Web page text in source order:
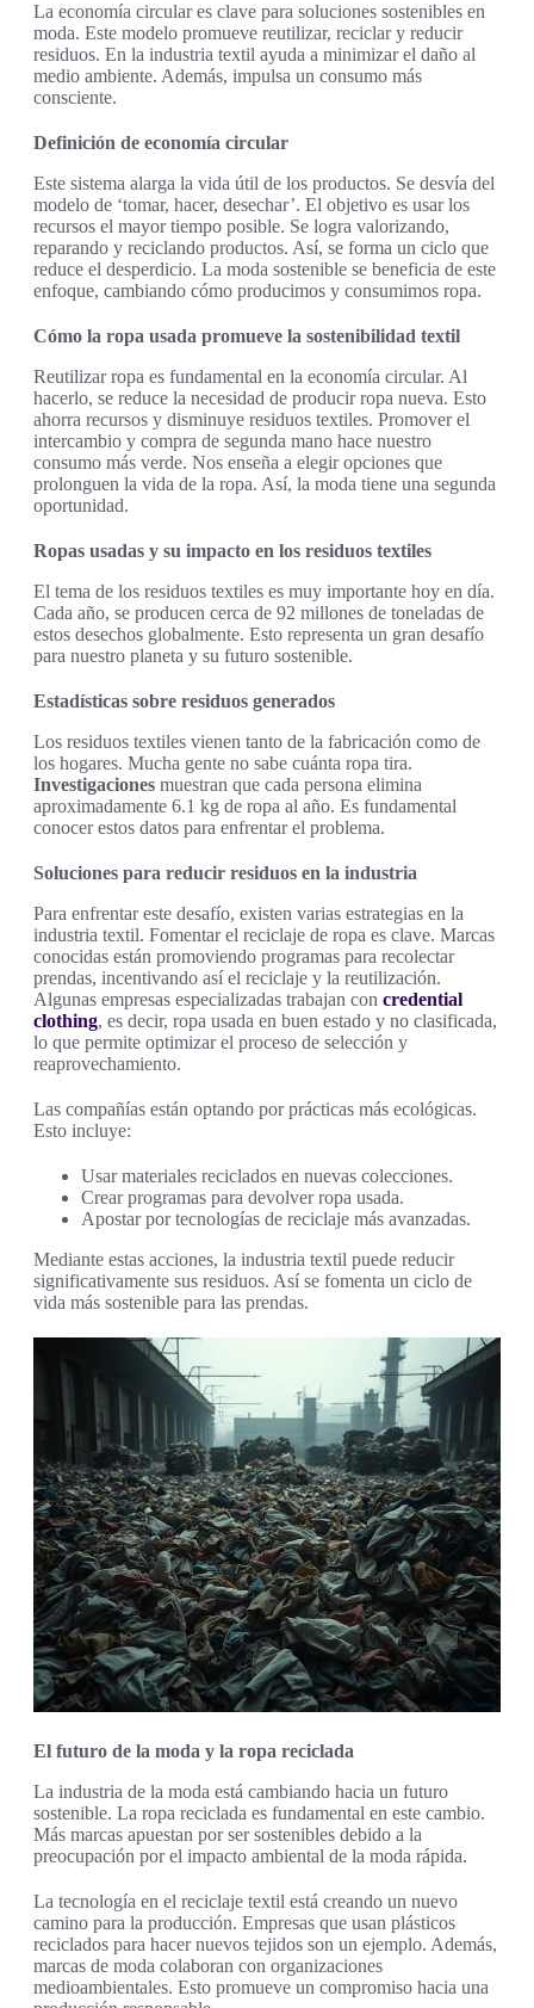
La economía circular es clave para soluciones sostenibles en
moda. Este modelo promueve reutilizar, reciclar y reducir
residuos. En la industria textil ayuda a minimizar el daño al
medio ambiente. Además, impulsa un consumo más
consciente.
Definición de economía circular
Este sistema alarga la vida útil de los productos. Se desvía del
modelo de ‘tomar, hacer, desechar’. El objetivo es usar los
recursos el mayor tiempo posible. Se logra valorizando,
reparando y reciclando productos. Así, se forma un ciclo que
reduce el desperdicio. La moda sostenible se beneficia de este
enfoque, cambiando cómo producimos y consumimos ropa.
Cómo la ropa usada promueve la sostenibilidad textil
Reutilizar ropa es fundamental en la economía circular. Al
hacerlo, se reduce la necesidad de producir ropa nueva. Esto
ahorra recursos y disminuye residuos textiles. Promover el
intercambio y compra de segunda mano hace nuestro
consumo más verde. Nos enseña a elegir opciones que
prolonguen la vida de la ropa. Así, la moda tiene una segunda
oportunidad.
Ropas usadas y su impacto en los residuos textiles
El tema de los residuos textiles es muy importante hoy en día.
Cada año, se producen cerca de 92 millones de toneladas de
estos desechos globalmente. Esto representa un gran desafío
para nuestro planeta y su futuro sostenible.
Estadísticas sobre residuos generados
Los residuos textiles vienen tanto de la fabricación como de
los hogares. Mucha gente no sabe cuánta ropa tira.
Investigaciones muestran que cada persona elimina
aproximadamente 6.1 kg de ropa al año. Es fundamental
conocer estos datos para enfrentar el problema.
Soluciones para reducir residuos en la industria
Para enfrentar este desafío, existen varias estrategias en la
industria textil. Fomentar el reciclaje de ropa es clave. Marcas
conocidas están promoviendo programas para recolectar
prendas, incentivando así el reciclaje y la reutilización.
Algunas empresas especializadas trabajan con credential
clothing, es decir, ropa usada en buen estado y no clasificada,
lo que permite optimizar el proceso de selección y
reaprovechamiento.
Las compañías están optando por prácticas más ecológicas.
Esto incluye:
Usar materiales reciclados en nuevas colecciones.
Crear programas para devolver ropa usada.
Apostar por tecnologías de reciclaje más avanzadas.
Mediante estas acciones, la industria textil puede reducir
significativamente sus residuos. Así se fomenta un ciclo de
vida más sostenible para las prendas.
El futuro de la moda y la ropa reciclada
La industria de la moda está cambiando hacia un futuro
sostenible. La ropa reciclada es fundamental en este cambio.
Más marcas apuestan por ser sostenibles debido a la
preocupación por el impacto ambiental de la moda rápida.
La tecnología en el reciclaje textil está creando un nuevo
camino para la producción. Empresas que usan plásticos
reciclados para hacer nuevos tejidos son un ejemplo. Además,
marcas de moda colaboran con organizaciones
medioambientales. Esto promueve un compromiso hacia una